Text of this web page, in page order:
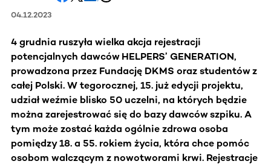
04.12.2023
4 grudnia ruszyła wielka akcja rejestracji
potencjalnych dawców HELPERS’ GENERATION,
prowadzona przez Fundację DKMS oraz studentów z
całej Polski. W tegorocznej, 15. już edycji projektu,
udział weźmie blisko 50 uczelni, na których będzie
można zarejestrować się do bazy dawców szpiku. A
tym może zostać każda ogólnie zdrowa osoba
pomiędzy 18. a 55. rokiem życia, która chce pomóc
osobom walczącym z nowotworami krwi. Rejestracje